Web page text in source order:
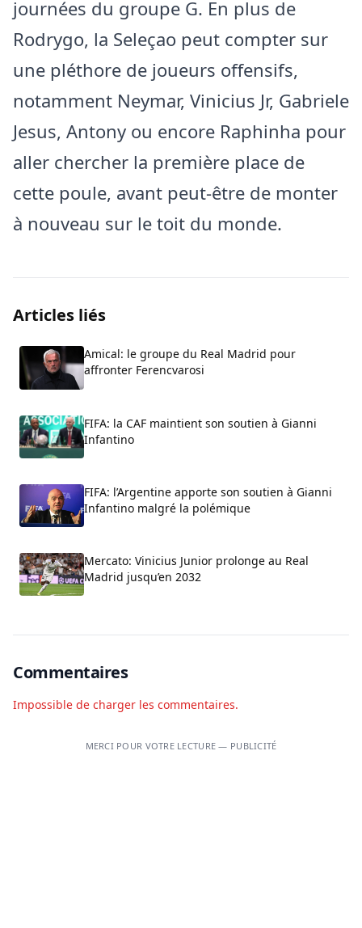
journées du groupe G. En plus de
Rodrygo, la Seleçao peut compter sur
une pléthore de joueurs offensifs,
notamment Neymar, Vinicius Jr, Gabriele
Jesus, Antony ou encore Raphinha pour
aller chercher la première place de
cette poule, avant peut-être de monter
à nouveau sur le toit du monde.
Articles liés
Amical: le groupe du Real Madrid pour
affronter Ferencvarosi
FIFA: la CAF maintient son soutien à Gianni
Infantino
FIFA: l’Argentine apporte son soutien à Gianni
Infantino malgré la polémique
Mercato: Vinicius Junior prolonge au Real
Madrid jusqu’en 2032
Commentaires
Impossible de charger les commentaires.
MERCI POUR VOTRE LECTURE — PUBLICITÉ